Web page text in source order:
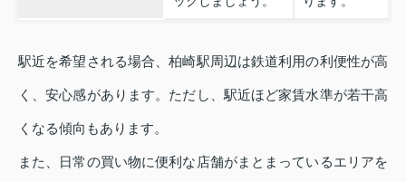
駅近を希望される場合、柏崎駅周辺は鉄道利用の利便性が高
く、安心感があります。ただし、駅近ほど家賃水準が若干高
くなる傾向もあります。
また、日常の買い物に便利な店舗がまとまっているエリアを